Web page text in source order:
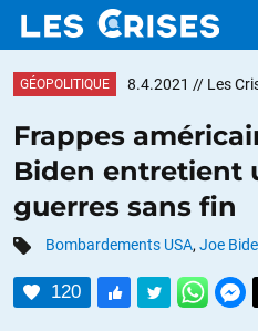
DOSSIERS
CATÉGORIES
MOTS CLÉS
GÉOPOLITIQUE 8.4.2021 // Les
Frappes
Biden entretient
guerres sans fin
Bombardements USA, Joe
120